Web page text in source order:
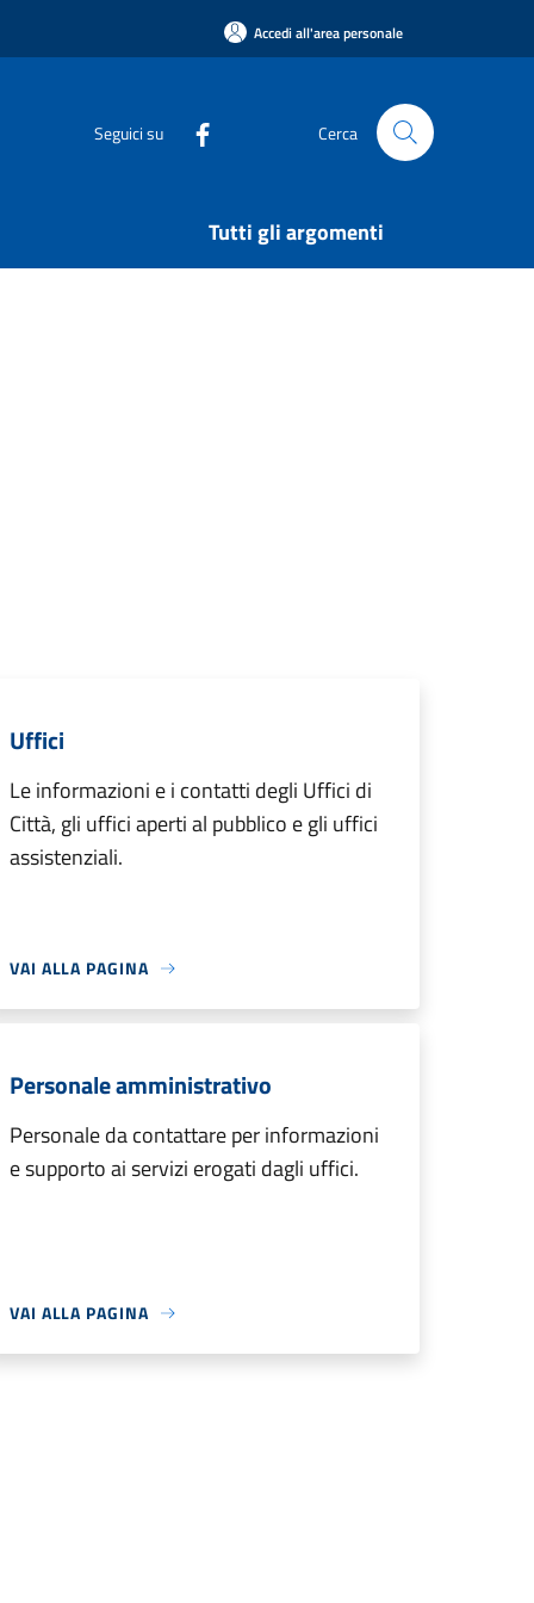
Accedi all'area personale
Seguici su Cerca
Tutti gli argomenti
Uffici
Le informazioni e i contatti degli Uffici di
Città, gli uffici aperti al pubblico e gli uffici
assistenziali.
VAI ALLA PAGINA
Personale amministrativo
Personale da contattare per informazioni
e supporto ai servizi erogati dagli uffici.
VAI ALLA PAGINA